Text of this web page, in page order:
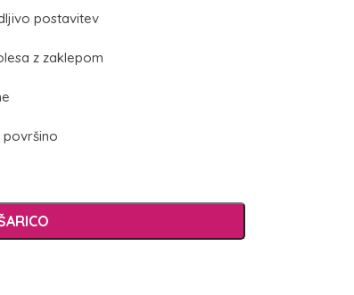
postavitev
z zaklepom
površino